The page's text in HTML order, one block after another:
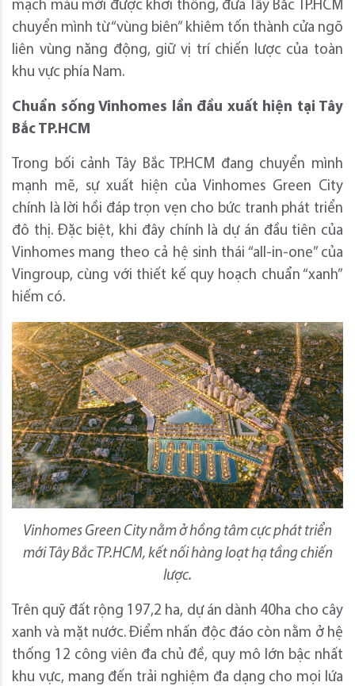
mạch máu mới được khơi thông, đưa Tây Bắc TP.HCM
chuyển mình từ “vùng biên” khiêm tốn thành cửa ngõ
liên vùng năng động, giữ vị trí chiến lược của toàn
khu vực phía Nam.
Chuẩn sống Vinhomes lần đầu xuất hiện tại Tây
Bắc TP.HCM
Trong bối cảnh Tây Bắc TP.HCM đang chuyển mình
mạnh mẽ, sự xuất hiện của Vinhomes Green City
chính là lời hồi đáp trọn vẹn cho bức tranh phát triển
đô thị. Đặc biệt, khi đây chính là dự án đầu tiên của
Vinhomes mang theo cả hệ sinh thái “all-in-one” của
Vingroup, cùng với thiết kế quy hoạch chuẩn “xanh”
hiếm có.
Vinhomes Green Citynằm ở hồng tâm cực phát triển
mớiTây Bắc TP.HCM, kết nối hàng loạt hạ tầng chiến
lược.
Trên quỹ đất rộng 197,2 ha, dự án dành 40ha cho cây
xanh và mặt nước. Điểm nhấn độc đáo còn nằm ở hệ
thống 12 công viên đa chủ đề, quy mô lớn bậc nhất
khu vực, mang đến trải nghiệm đa dạng cho mọi lứa